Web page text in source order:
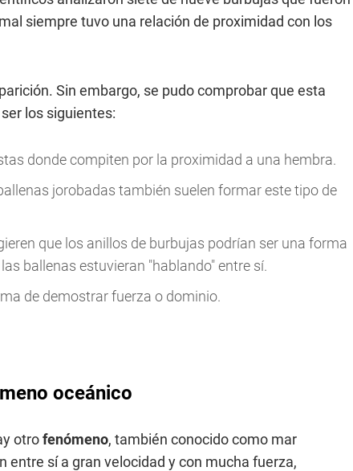
siempre tuvo una relación de proximidad con los
Sin embargo, se pudo comprobar que esta
los siguientes:
donde compiten por la proximidad a una hembra.
jorobadas también suelen formar este tipo de
que los anillos de burbujas podrían ser una forma
ballenas estuvieran "hablando" entre sí.
de demostrar fuerza o dominio.
oceánico
otrofenómeno, también conocido como mar
entre sí a gran velocidad y con mucha fuerza,